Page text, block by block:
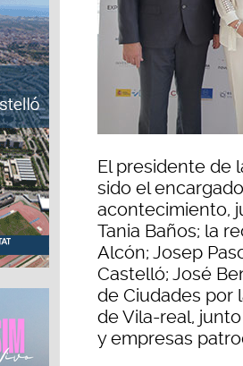
El presidente de
sido el
acontecimiento,
Tania Baños; la
Alcón; Josep
Castelló; José
de Ciudades por
de Vila-real,
y empresas